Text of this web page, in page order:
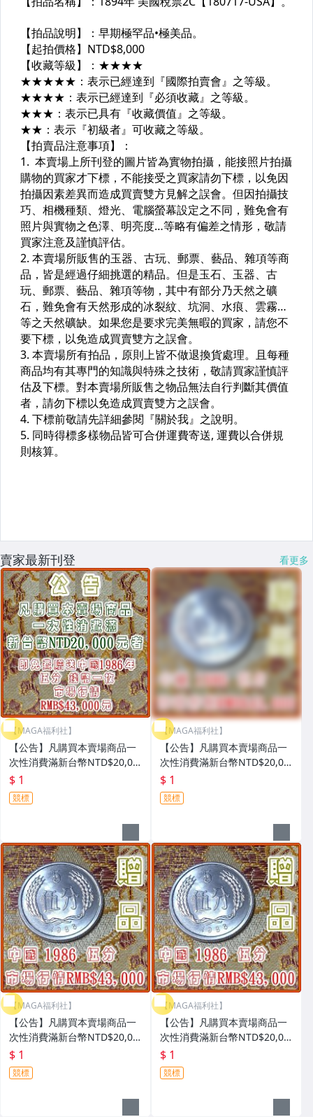
賣家最新刊登 看更多
【MAGA福利社】
【公告】凡購買本賣場商品一
次性消費滿新台幣NTD$20,00
0元者，即免費贈送中國1986
年 伍分錢幣壹枚
$ 1
競標
【MAGA福利社】
【公告】凡購買本賣場商品一
次性消費滿新台幣NTD$20,00
0元者，即免費贈送中國1986
年 伍分錢幣壹枚
$ 1
競標
【MAGA福利社】
【公告】凡購買本賣場商品一
次性消費滿新台幣NTD$20,00
0元者，即免費贈送中國1986
年 伍分錢幣壹枚
$ 1
競標
【MAGA福利社】
【公告】凡購買本賣場商品一
次性消費滿新台幣NTD$20,00
0元者，即免費贈送中國1986
年 伍分錢幣壹枚
$ 1
競標